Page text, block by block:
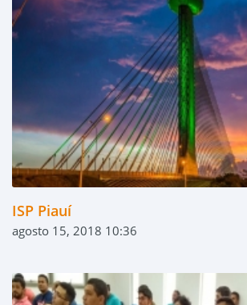
ISP Piauí
agosto 15, 2018 10:36